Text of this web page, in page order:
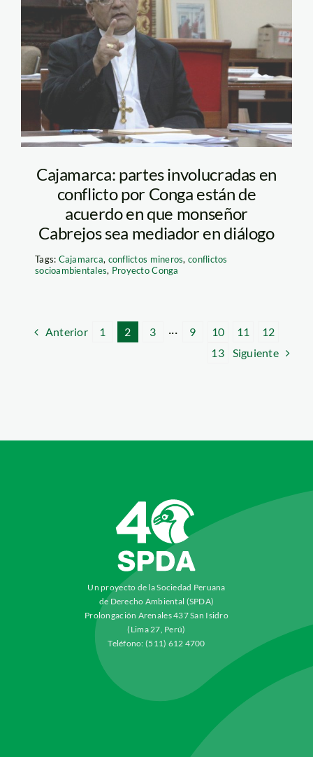
Cajamarca: partes involucradas en
conflicto por Conga están de
acuerdo en que monseñor
Cabrejos sea mediador en diálogo
Tags: Cajamarca, conflictos mineros, conflictos
socioambientales, Proyecto Conga
Anterior 1 2 3 ··· 9 10 11
12
13
Siguiente
Un proyecto de la Sociedad Peruana
de Derecho Ambiental (SPDA)
Prolongación Arenales 437 San Isidro
(Lima 27, Perú)
Teléfono: (511) 612 4700